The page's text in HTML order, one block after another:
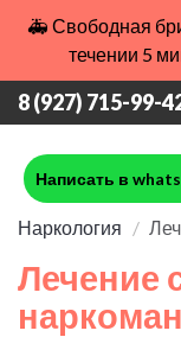
🚑 Свободная
течении 5
8 (927) 715-99-
Написать в
Наркология
Лечение